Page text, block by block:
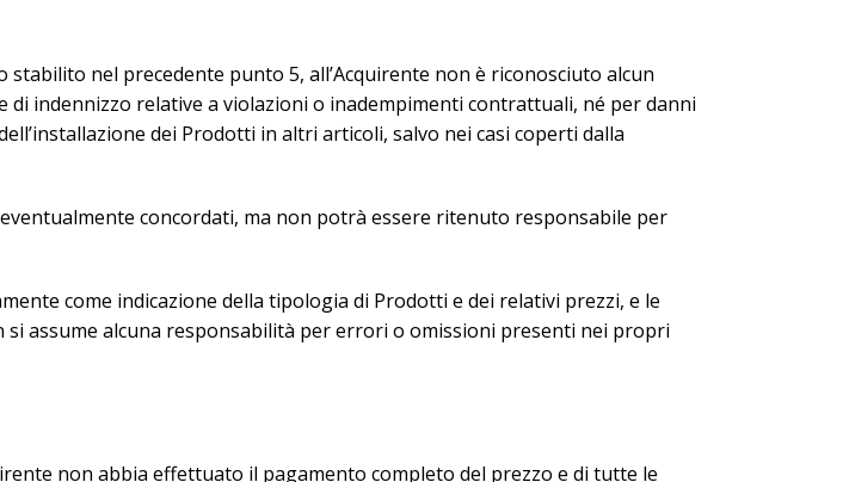
nel precedente punto 5, all’Acquirente non è riconosciuto alcun
indennizzo relative a violazioni o inadempimenti contrattuali, né per danni
dei Prodotti in altri articoli, salvo nei casi coperti dalla
concordati, ma non potrà essere ritenuto responsabile per
come indicazione della tipologia di Prodotti e dei relativi prezzi, e le
assume alcuna responsabilità per errori o omissioni presenti nei propri
non abbia effettuato il pagamento completo del prezzo e di tutte le